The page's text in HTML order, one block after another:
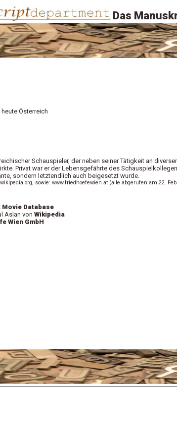
Das
Österreich
Schauspieler, der neben seiner Tätigkeit an
Privat war er der Lebensgefährte des Schauspielkollegen
sondern letztendlich auch beigesetzt wurde.
sowie: www.friedhoefewien.at (alle abgerufen am 22.
Movie Database
Aslan von Wikipedia
Wien GmbH